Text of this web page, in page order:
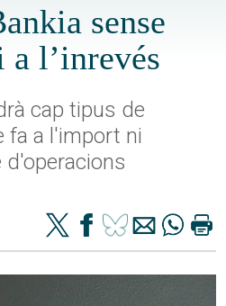
sense
l’inrevés
cap tipus de
fa a l'import ni